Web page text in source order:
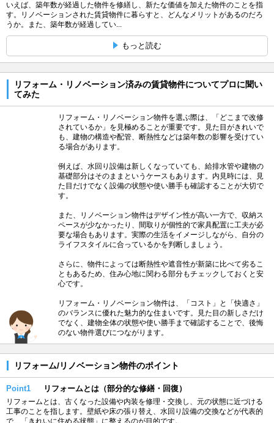
いえば、築年数が経過した物件を修繕し、新たな価値を加えた物件のことを指
す。リノベーションされた賃貸物件に暮らすと、どんなメリットがあるのだろ
うか。また、築年数が経過してい...
もっと読む
リフォーム・リノベーション済みの賃貸物件についてプロに聞い
てみた
リフォーム・リノベーション物件を選ぶ際は、「どこまで改修
されているか」を見極めることが重要です。見た目がきれいで
も、建物の構造や配管、断熱性などは築年数の影響を受けてい
る場合があります。
例えば、水回り設備は新しくなっていても、給排水管や建物の
基礎部分はそのままというケースもあります。内見時には、見
た目だけでなく設備の状態や使い勝手も確認することが大切で
す。
また、リノベーション物件はデザイン性が高い一方で、収納ス
ペースが少なかったり、間取りが個性的で家具配置に工夫が必
要な場合もあります。実際の生活をイメージしながら、自分の
ライフスタイルに合っているかを判断しましょう。
さらに、物件によっては断熱性や遮音性が新築に比べて劣るこ
ともあるため、住み心地に関わる部分もチェックしておくと安
心です。
リフォーム・リノベーション物件は、「コスト」と「快適さ」
のバランスに優れた魅力的な住まいです。見た目の新しさだけ
でなく、建物全体の状態や使い勝手まで確認することで、後悔
のない物件選びにつながります。
リフォーム/リノベーション物件のポイント
Point1 リフォームとは（部分的な修繕・回復）
リフォームとは、古くなった設備や内装を修理・交換し、元の状態に近づける
工事のことを指します。壁紙や床の張り替え、水回り設備の交換などが代表的
で、「きれいに住める状態」に整えるのが目的です。